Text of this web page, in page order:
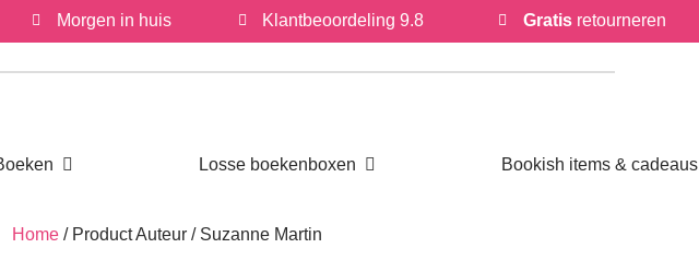
Morgen in huis Klantbeoordeling 9.8 Gratisretourneren
Open Boeken Losse boekenboxen Open Losse boekenboxenBookish items & cadeaus
Home / Product Auteur / Suzanne Martin